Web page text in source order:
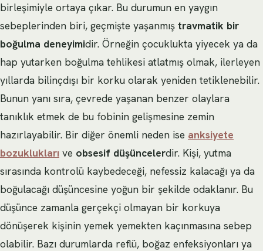
birleşimiyle ortaya çıkar. Bu durumun en yaygın
sebeplerinden biri, geçmişte yaşanmış travmatik bir
boğulma deneyimidir. Örneğin çocuklukta yiyecek ya da
hap yutarken boğulma tehlikesi atlatmış olmak, ilerleyen
yıllarda bilinçdışı bir korku olarak yeniden tetiklenebilir.
Bunun yanı sıra, çevrede yaşanan benzer olaylara
tanıklık etmek de bu fobinin gelişmesine zemin
hazırlayabilir. Bir diğer önemli neden ise anksiyete
bozuklukları ve obsesif düşüncelerdir. Kişi, yutma
sırasında kontrolü kaybedeceği, nefessiz kalacağı ya da
boğulacağı düşüncesine yoğun bir şekilde odaklanır. Bu
düşünce zamanla gerçekçi olmayan bir korkuya
dönüşerek kişinin yemek yemekten kaçınmasına sebep
olabilir. Bazı durumlarda reflü, boğaz enfeksiyonları ya